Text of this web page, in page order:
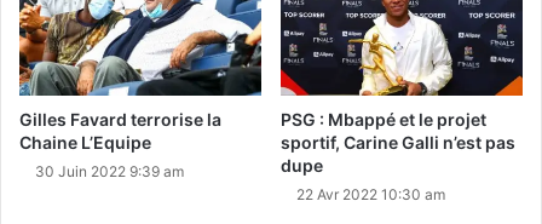
Gilles Favard terrorise la
Chaine L’Equipe
30 Juin 2022 9:39 am
PSG : Mbappé et le projet
sportif, Carine Galli n’est pas
dupe
22 Avr 2022 10:30 am